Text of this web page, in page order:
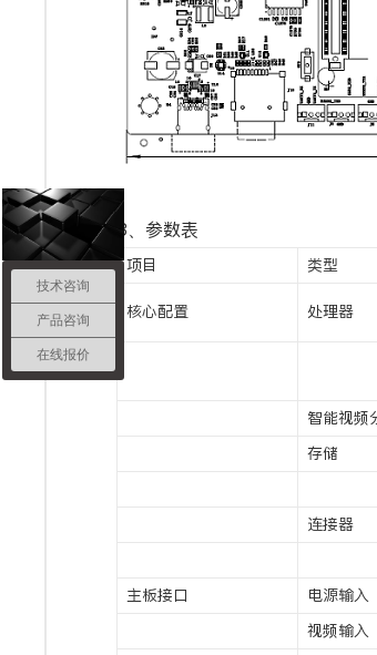
3、参数表
项目 类型
核心配置 处理器
智能视频
存储
连接器
主板接口
电源输入
视频输入
技术咨询
产品咨询
在线报价